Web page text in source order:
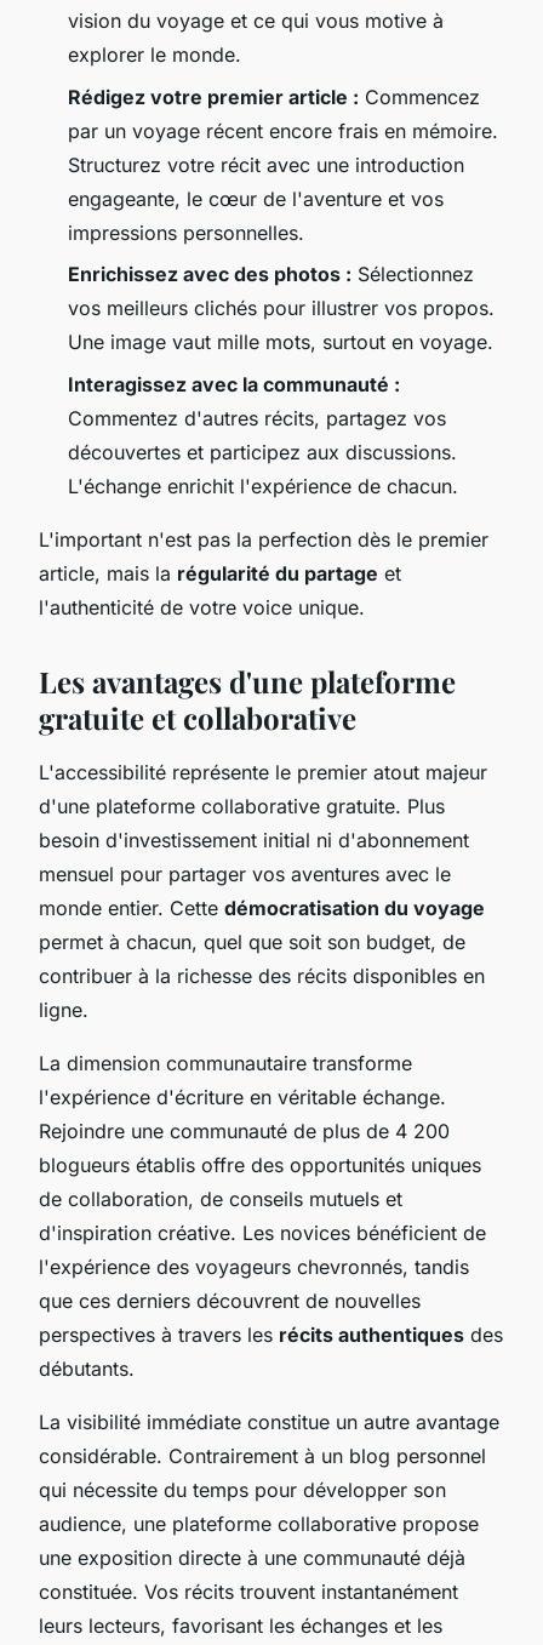
vision du voyage et ce qui vous motive à
explorer le monde.
Rédigez votre premier article : Commencez
par un voyage récent encore frais en mémoire.
Structurez votre récit avec une introduction
engageante, le cœur de l'aventure et vos
impressions personnelles.
Enrichissez avec des photos : Sélectionnez
vos meilleurs clichés pour illustrer vos propos.
Une image vaut mille mots, surtout en voyage.
Interagissez avec la communauté :
Commentez d'autres récits, partagez vos
découvertes et participez aux discussions.
L'échange enrichit l'expérience de chacun.
L'important n'est pas la perfection dès le premier
article, mais la régularité du partage et
l'authenticité de votre voice unique.
Les avantages d'une plateforme
gratuite et collaborative
L'accessibilité représente le premier atout majeur
d'une plateforme collaborative gratuite. Plus
besoin d'investissement initial ni d'abonnement
mensuel pour partager vos aventures avec le
monde entier. Cette démocratisation du voyage
permet à chacun, quel que soit son budget, de
contribuer à la richesse des récits disponibles en
ligne.
La dimension communautaire transforme
l'expérience d'écriture en véritable échange.
Rejoindre une communauté de plus de 4 200
blogueurs établis offre des opportunités uniques
de collaboration, de conseils mutuels et
d'inspiration créative. Les novices bénéficient de
l'expérience des voyageurs chevronnés, tandis
que ces derniers découvrent de nouvelles
perspectives à travers les récits authentiques des
débutants.
La visibilité immédiate constitue un autre avantage
considérable. Contrairement à un blog personnel
qui nécessite du temps pour développer son
audience, une plateforme collaborative propose
une exposition directe à une communauté déjà
constituée. Vos récits trouvent instantanément
leurs lecteurs, favorisant les échanges et les